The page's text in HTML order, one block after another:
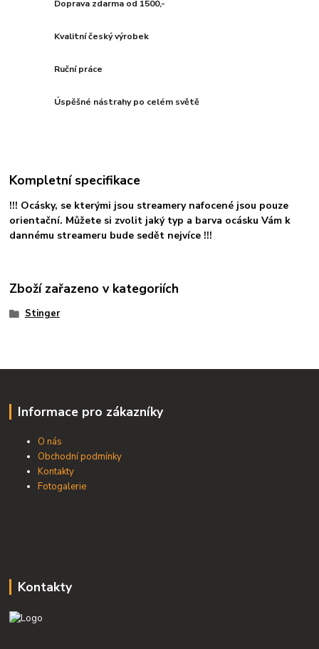
Doprava zdarma od 1500,-
Kvalitní český výrobek
Ruční práce
Úspěšné nástrahy po celém světě
Kompletní specifikace
!!! Ocásky, se kterými jsou streamery nafocené jsou pouze
orientační. Můžete si zvolit jaký typ a barva ocásku Vám k
dannému streameru bude sedět nejvíce !!!
Zboží zařazeno v kategoriích
Stinger
Informace pro zákazníky
O nás
Obchodní podmínky
Kontakty
Fotogalerie
Kontakty